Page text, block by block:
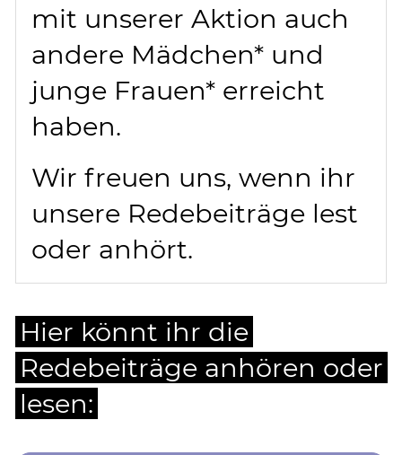
mit unserer Aktion auch
andere Mädchen* und
junge Frauen* erreicht
haben.
Wir freuen uns, wenn ihr
unsere Redebeiträge lest
oder anhört.
Hier könnt ihr die
Redebeiträge anhören oder
lesen: